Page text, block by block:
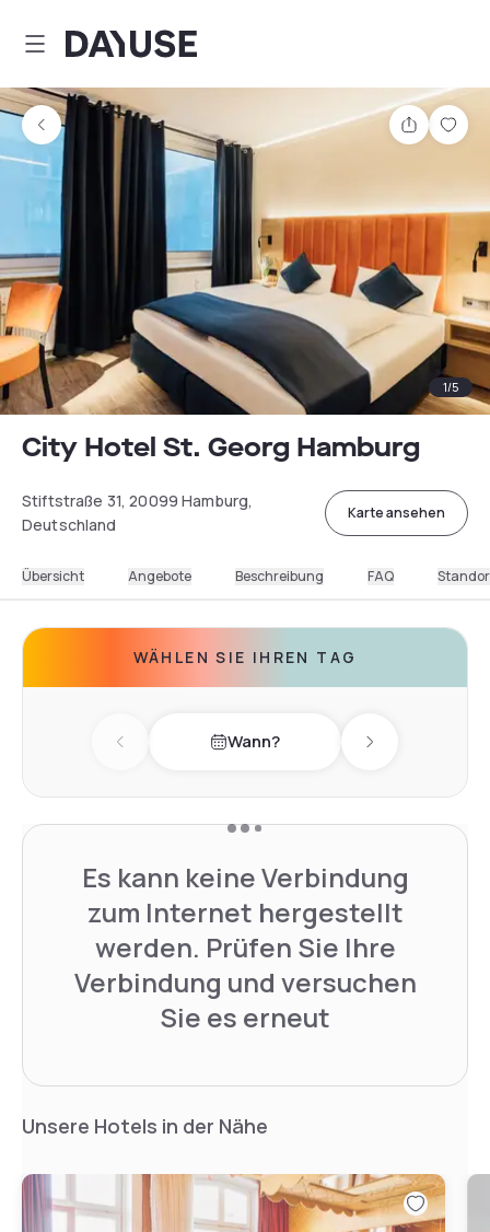
Dayuse
Teilen
1/5
City Hotel St. Georg Hamburg
Stiftstraße 31, 20099 Hamburg,
Deutschland
Karte ansehen
Übersicht Angebote Beschreibung FAQ
WÄHLEN SIE IHREN TAG
Previous day Wann? Next day
Es kann keine Verbindung
zum Internet hergestellt
werden. Prüfen Sie Ihre
Verbindung und versuchen
Sie es erneut
Unsere Hotels in der Nähe